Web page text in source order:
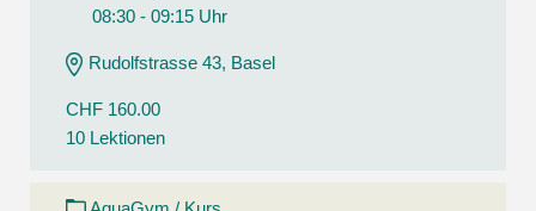
08:30 - 09:15 Uhr
Rudolfstrasse 43, Basel
CHF 160.00
10 Lektionen